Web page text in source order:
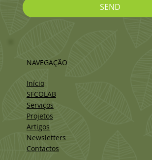
NAVEGAÇÃO
Início
SFCOLAB
Serviços
Projetos
Artigos
Newsletters
Contactos
SEND